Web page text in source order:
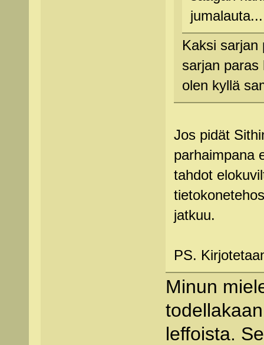
jumalauta...
Kaksi sarjan
sarjan
olen kyllä
Jos pidät
parhaimpana
tahdot
jatkuu.
PS.
Minun
leffoista.